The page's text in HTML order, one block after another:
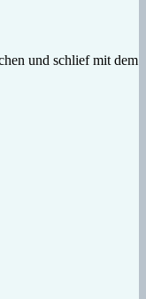
und schlief mit dem